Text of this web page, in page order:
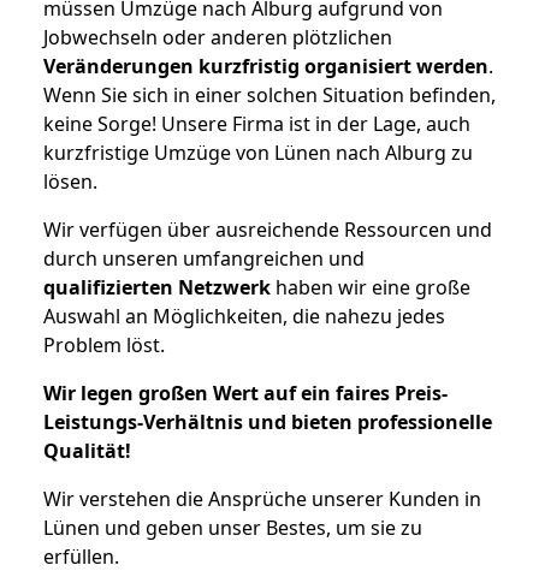
müssen Umzüge nach Alburg aufgrund von
Jobwechseln oder anderen plötzlichen
Veränderungen kurzfristig organisiert werden.
Wenn Sie sich in einer solchen Situation befinden,
keine Sorge! Unsere Firma ist in der Lage, auch
kurzfristige Umzüge von Lünen nach Alburg zu
lösen.
Wir verfügen über ausreichende Ressourcen und
durch unseren umfangreichen und
qualifizierten Netzwerk haben wir eine große
Auswahl an Möglichkeiten, die nahezu jedes
Problem löst.
Wir legen großen Wert auf ein faires Preis-
Leistungs-Verhältnis und bieten professionelle
Qualität!
Wir verstehen die Ansprüche unserer Kunden in
Lünen und geben unser Bestes, um sie zu
erfüllen.